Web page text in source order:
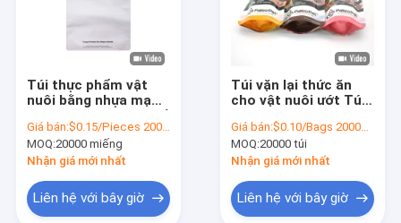
Hộp bao bì các tông
Túi đóng gói sô cô la
Túi đựng chất tẩy rửa
Túi đóng gói thức ăn cho thú cưng
Túi đóng gói hàng may mặc
Túi thực phẩm vật
nuôi bằng nhựa mạ
nuôi động vật
Giá bán:$0.15/Pieces 20000-199999 Pieces
MOQ:20000 miếng
Nhận giá mới nhất
Liên hệ với bây giờ
Túi vặn lại thức ăn
cho vật nuôi ướt Túi
RCPP Bao bì đựng
thức ăn cho vật nuôi
Túi vặn lại
Giá bán:$0.10/Bags 20000-99999 Bags
MOQ:20000 túi
Nhận giá mới nhất
Liên hệ với bây giờ